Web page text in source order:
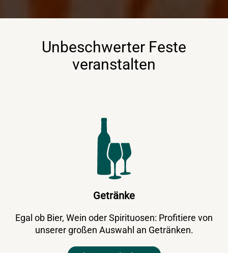
Unbeschwerter Feste
veranstalten
Getränke
Egal ob Bier, Wein oder Spirituosen: Profitiere von
unserer großen Auswahl an Getränken.